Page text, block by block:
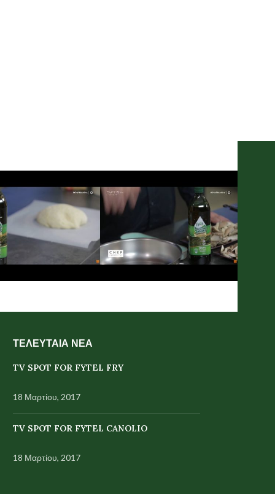
ΤΕΛΕΥΤΑΙΑ ΝΕΑ
TV SPOT FOR FYTEL FRY
18 Μαρτίου, 2017
TV SPOT FOR FYTEL CANOLIO
18 Μαρτίου, 2017